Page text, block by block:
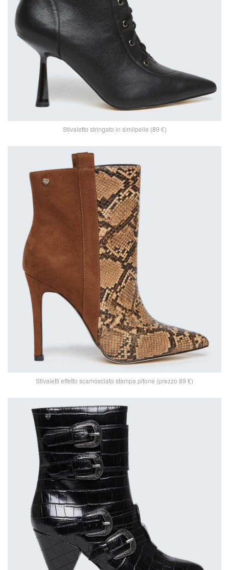
Stivaletto stringato in similpelle (89 €)
Stivaletti effetto scamosciato stampa pitone (prezzo 89 €)